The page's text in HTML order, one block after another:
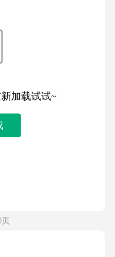
加载试试~
页